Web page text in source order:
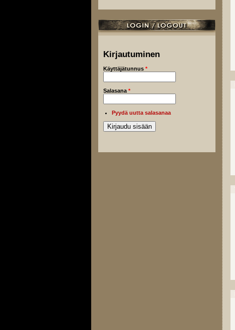
Kirjautuminen
Käyttäjätunnus *
Salasana *
Pyydä uutta salasanaa